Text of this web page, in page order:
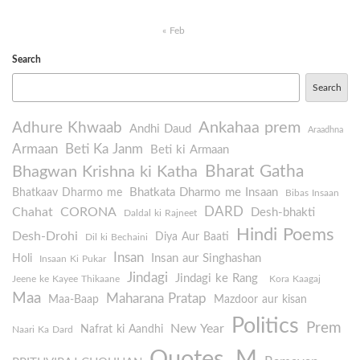
« Feb
Search
Search
Adhure Khwaab Andhi Daud Ankahaa prem Araadhna
Armaan Beti Ka Janm Beti ki Armaan
Bhagwan Krishna ki Katha Bharat Gatha
Bhatkaav Dharmo me Bhatkata Dharmo me Insaan Bibas Insaan
Chahat CORONA Daldal ki Rajneet DARD Desh-bhakti
Desh-Drohi Dil ki Bechaini Diya Aur Baati Hindi Poems
Holi Insaan Ki Pukar Insan Insan aur Singhashan
Jeene ke Kayee Thikaane Jindagi Jindagi ke Rang Kora Kaagaj
Maa Maa-Baap Maharana Pratap Mazdoor aur kisan
Naari Ka Dard Nafrat ki Aandhi New Year Politics Prem